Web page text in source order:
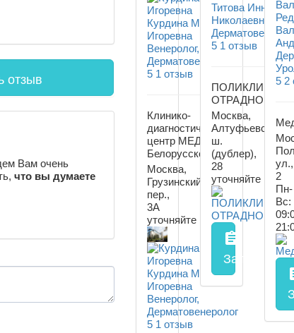
отзыв
Вам очень
что вы думаете
Курдина Мария
Игоревна
Венеролог,
Дерматовенеролог
5 1 отзыв
Клинико-
диагностический
центр МЕДСИ на
Белорусской
Москва,
Грузинский
пер.,
3А
уточняйте
Курдина Мария
Игоревна
Венеролог,
Дерматовенеролог
5 1 отзыв
Титова Инна
Николаевна
5 1 отзыв
ПОЛИКЛИНИКА
ОТРАДНОЕ
Москва,
Алтуфьевское
ш.
(дублер),
28
уточняйте
assignment
Запись на
5 2
ул.,
2
Пн-
Вс: